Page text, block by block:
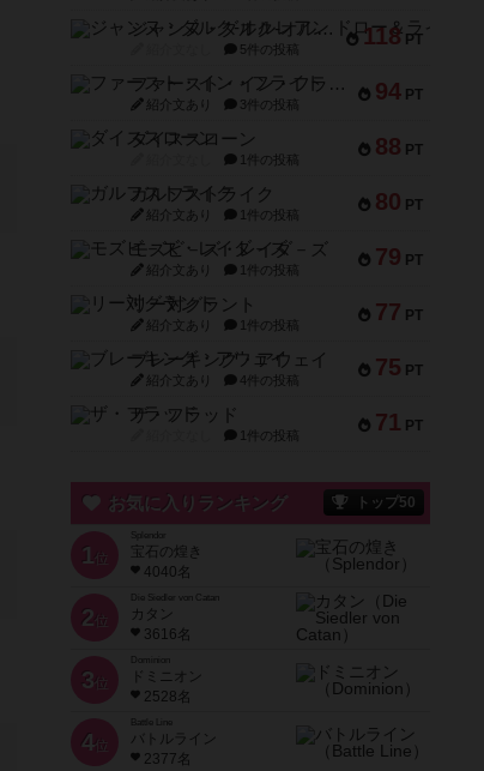
118 PT
ジャンヌ・ダルク-オルレアン ドロー＆ライト
5件の投稿
94 PT
ファースト・イン・フライト
紹介文あり 3件の投稿
88 PT
ダイススローン
1件の投稿
80 PT
ガルフストライク
紹介文あり 1件の投稿
79 PT
モズビ－ズ・レイダ－ズ
紹介文あり 1件の投稿
77 PT
リー対グラント
紹介文あり 1件の投稿
75 PT
ブレーキング・アウェイ
紹介文あり 4件の投稿
71 PT
ザ・フラッド
1件の投稿
お気に入りランキング トップ50
1 位
宝石の煌き
4040名
2 位
Die Siedler von Catan
カタン
3616名
3 位
ドミニオン
2528名
4位
Battle Line
バトルライン
2377名